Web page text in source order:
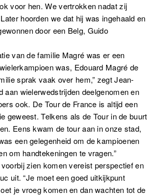
voor hen. We vertrokken nadat zij
hoorden we dat hij was ingehaald en
door een Belg, Guido
van de familie Magré was er een
was, Edouard Magré de
sprak vaak over hem,” zegt Jean-
aan wielerwedstrijden deelgenomen en
ook. De Tour de France is altijd een
geweest. Telkens als de Tour in de buurt
Eens kwam de tour aan in onze stad,
een gelegenheid om de kampioenen
om handtekeningen te vragen.”
voorbij zien komen vereist perspectief en
uit. “Je moet een goed uitkijkpunt
je vroeg komen en dan wachten tot de